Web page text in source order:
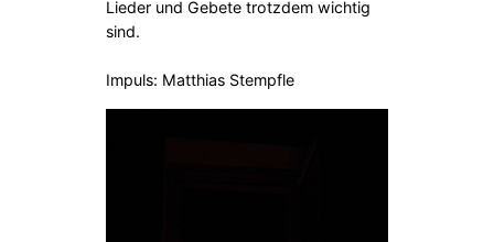
Lieder und Gebete trotzdem wichtig
sind.
Impuls: Matthias Stempfle